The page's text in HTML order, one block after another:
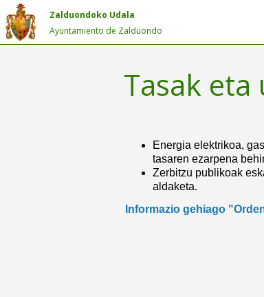
Zalduondoko Udala
Ayuntamiento de Zalduondo
Tasak
Energia elektrikoa,
tasaren ezarpena
Zerbitzu publikoak
aldaketa.
Informazio gehiago